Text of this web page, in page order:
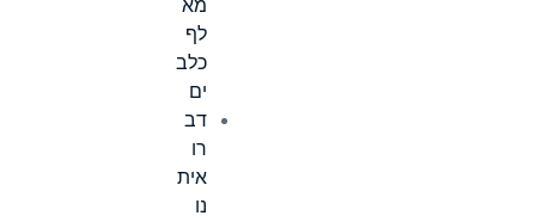
מא
לף
כלב
ים
דב
רו
אית
נו